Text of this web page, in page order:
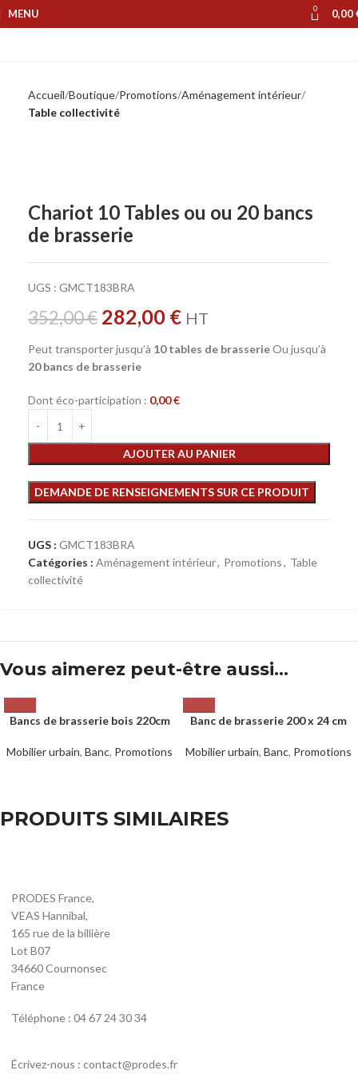
MENU 0 0,00
Accueil Boutique Promotions Aménagement intérieur
Table collectivité
Chariot 10 Tables ou ou 20 bancs
de brasserie
UGS : GMCT183BRA
352,00€ 282,00 € HT
Peut transporter jusqu’à 10 tables de brasserieOu jusqu’à
20 bancs de brasserie
Dont éco-participation : 0,00€
AJOUTER AU PANIER
UGS : GMCT183BRA
Catégories : Aménagement intérieur, Promotions, Table
collectivité
Vous aimerez peut-être aussi…
Bancs de brasserie bois 220cm
Mobilier urbain, Banc, Promotions
Banc de brasserie 200 x 24 cm
Mobilier urbain, Banc, Promotions
PRODUITS SIMILAIRES
PRODES France,
VEAS Hannibal,
165 rue de la billière
Lot B07
34660 Cournonsec
France
Téléphone : 04 67 24 30 34
Écrivez-nous : contact@prodes.fr